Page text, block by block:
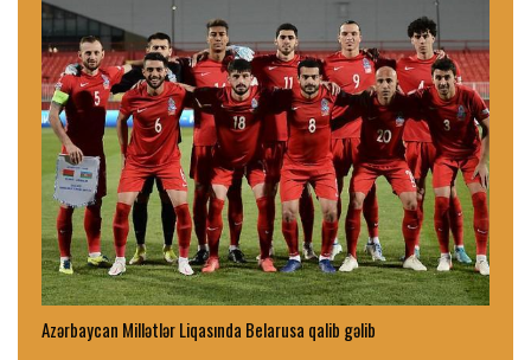
Azərbaycan Millətlər Liqasında Belarusa qalib gəlib